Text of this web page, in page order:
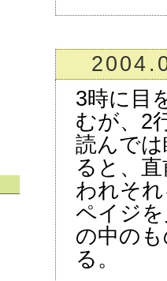
3時に目
むが、2
読んで
ると、
われそ
ペイジ
の中の
る。